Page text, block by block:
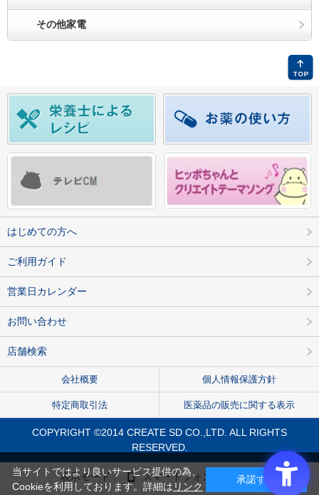
その他家電
はじめての方へ
ご利用ガイド
営業日カレンダー
お問い合わせ
店舗検索
会社概要 個人情報保護方針
特定商取引法 医薬品の販売に関する表示
COPYRIGHT ©2014 CREATE SD CO.,LTD. ALL RIGHTS
RESERVED.
表示モード : スマートフォン
PC
当サイトではより良いサービス提供の為、
Cookieを利用しております。詳細は リンク
承諾する